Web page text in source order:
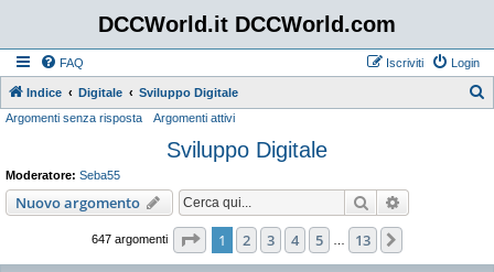
DCCWorld.it DCCWorld.com
FAQ Login
Iscriviti
Indice Digitale Sviluppo Digitale
Argomenti senza risposta Argomenti attivi
Sviluppo Digitale
Moderatore: Seba55
Nuovo argomento Cerca
647 argomenti Pagina di 13
1 2 3 4 5 13